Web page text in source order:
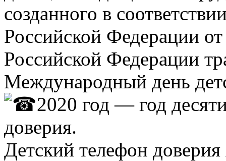
созданного в
Российской Федерации
Российской Федерации
Международный день
2020 год — год
доверия.
Детский телефон